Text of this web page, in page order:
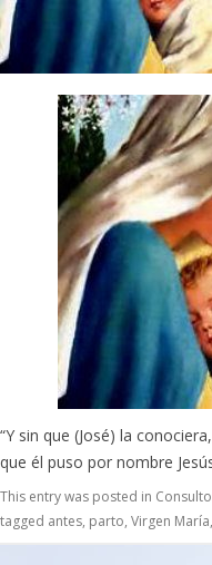
“Y sin que (José) la
que él puso por nombre
This entry was posted in
tagged antes, parto, Virgen María,